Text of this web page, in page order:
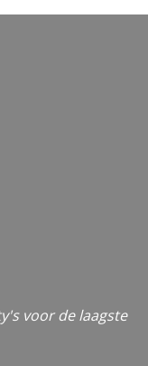
voor de laagste